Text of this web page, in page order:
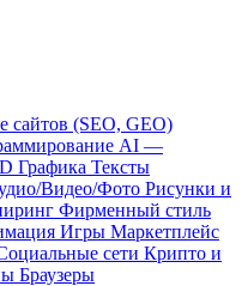
сайтов (SEO, GEO)
AI —
Графика Тексты
Видео/Фото Рисунки и
Фирменный стиль
Игры Маркетплейс
сети Крипто и
Браузеры